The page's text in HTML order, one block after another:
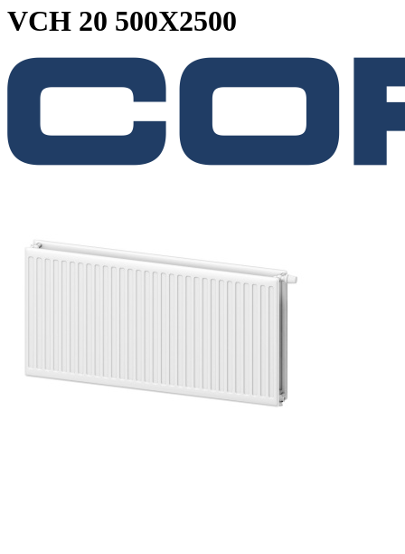
VCH 20 500X2500